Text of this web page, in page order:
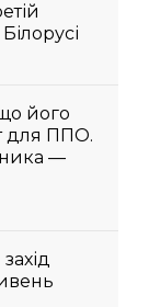
його
для ППО.
—